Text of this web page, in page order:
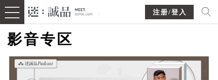
注册/登入
影音专区